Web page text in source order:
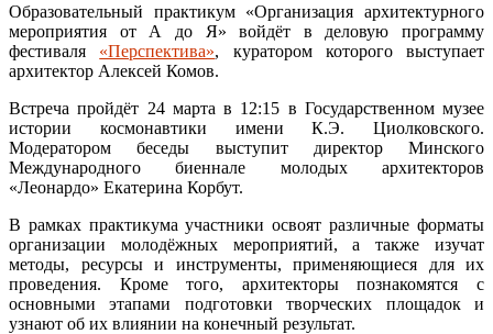
Образовательный практикум «Организация архитектурного
мероприятия от А до Я» войдёт в деловую программу
фестиваля «Перспектива», куратором которого выступает
архитектор Алексей Комов.
Встреча пройдёт 24 марта в 12:15 в Государственном музее
истории космонавтики имени К.Э. Циолковского.
Модератором беседы выступит директор Минского
Международного биеннале молодых архитекторов
«Леонардо» Екатерина Корбут.
В рамках практикума участники освоят различные форматы
организации молодёжных мероприятий, а также изучат
методы, ресурсы и инструменты, применяющиеся для их
проведения. Кроме того, архитекторы познакомятся с
основными этапами подготовки творческих площадок и
узнают об их влиянии на конечный результат.